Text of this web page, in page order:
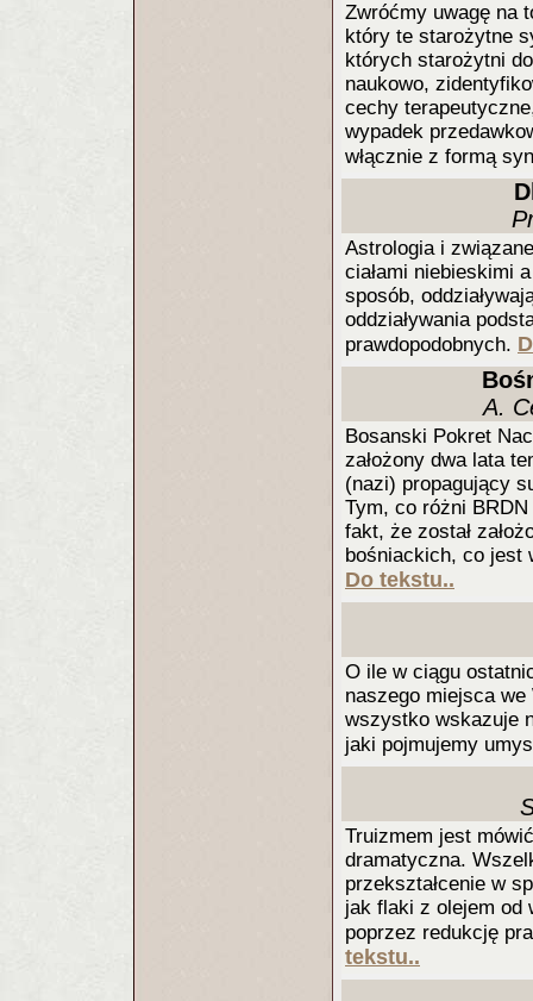
Zwróćmy uwagę na
który te starożytne
których starożytni
naukowo,
cechy
wypadek
włącznie z formą
Astrologia i
ciałami niebieskimi
sposób,
oddziaływania
prawdopodobnych.
A.
Bosanski Pokret
założony dwa lata
(nazi) propagujący
Tym, co różni
fakt, że został
bośniackich, co jest
Do tekstu..
O ile w ciągu
naszego miejsca
wszystko wskazuje
jaki pojmujemy
Truizmem jest
dramatyczna.
przekształcenie w
jak flaki z olejem od
poprzez redukcję
tekstu..